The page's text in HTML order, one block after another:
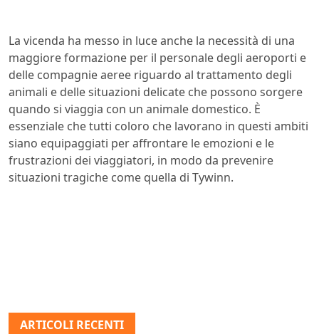
La vicenda ha messo in luce anche la necessità di una
maggiore formazione per il personale degli aeroporti e
delle compagnie aeree riguardo al trattamento degli
animali e delle situazioni delicate che possono sorgere
quando si viaggia con un animale domestico. È
essenziale che tutti coloro che lavorano in questi ambiti
siano equipaggiati per affrontare le emozioni e le
frustrazioni dei viaggiatori, in modo da prevenire
situazioni tragiche come quella di Tywinn.
ARTICOLI RECENTI